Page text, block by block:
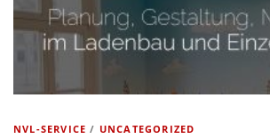
NVL-SERVICE / UNCATEGORIZED